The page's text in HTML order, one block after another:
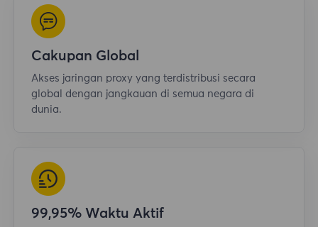
Cakupan Global
Akses jaringan proxy yang terdistribusi secara
global dengan jangkauan di semua negara di
dunia.
99,95% Waktu Aktif